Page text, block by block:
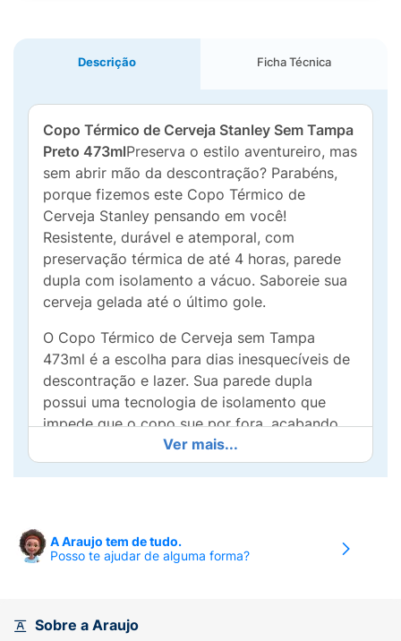
Descrição Ficha Técnica
Copo Térmico de Cerveja Stanley Sem Tampa
Preto 473mlPreserva o estilo aventureiro, mas
sem abrir mão da descontração? Parabéns,
porque fizemos este Copo Térmico de
Cerveja Stanley pensando em você!
Resistente, durável e atemporal, com
preservação térmica de até 4 horas, parede
dupla com isolamento a vácuo. Saboreie sua
cerveja gelada até o último gole.
O Copo Térmico de Cerveja sem Tampa
473ml é a escolha para dias inesquecíveis de
descontração e lazer. Sua parede dupla
possui uma tecnologia de isolamento que
impede que o copo sue por fora, acabando
com a sensação desconfortável de ter as
mãos molhadas. Seu design, além de
confortável e firme, sem deixar escorregar.
O nosso copo térmico para cerveja é para
sua bebida vai estar sempre na temperatura
Ver mais...
A Araujo tem de tudo.
Posso te ajudar de alguma forma?
Sobre a Araujo